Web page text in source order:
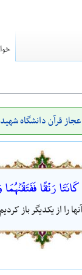
قرآن دانشگاه
رَتْقًا
را از یکدیگر باز